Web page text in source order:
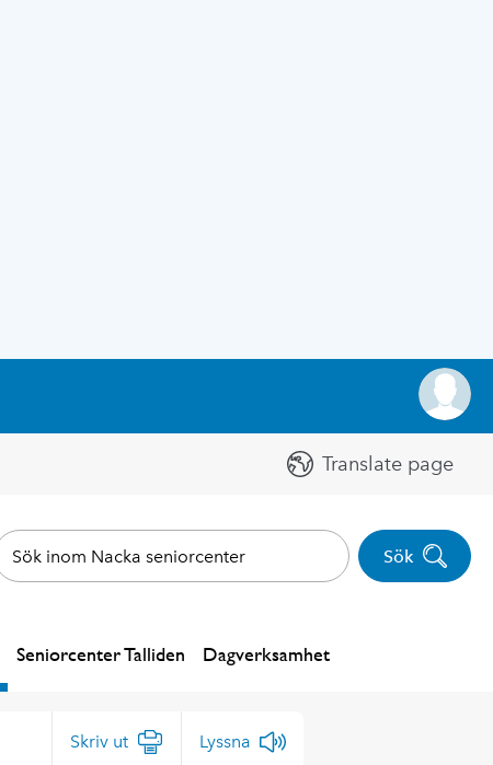
Translate page
Sök
Seniorcenter Talliden Dagverksamhet
Skriv ut Lyssna